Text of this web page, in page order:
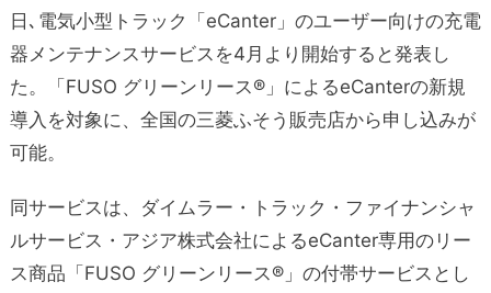
日､電気小型トラック「eCanter」のユーザー向けの充電
器メンテナンスサービスを4月より開始すると発表し
た。「FUSO グリーンリース®」によるeCanterの新規
導入を対象に、全国の三菱ふそう販売店から申し込みが
可能。
同サービスは、ダイムラー・トラック・ファイナンシャ
ルサービス・アジア株式会社によるeCanter専用のリー
ス商品「FUSO グリーンリース®」の付帯サービスとし